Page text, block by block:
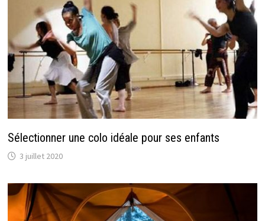
Sélectionner une colo idéale pour ses enfants
3 juillet 2020